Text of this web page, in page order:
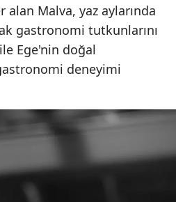
alan Malva, yaz aylarında
gastronomi tutkunlarını
Ege'nin doğal
deneyimi